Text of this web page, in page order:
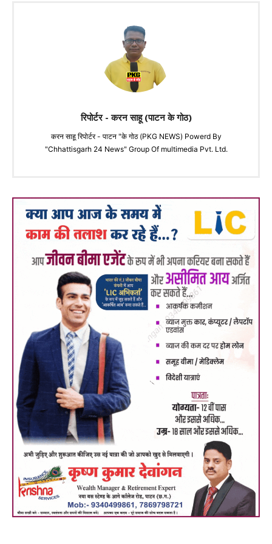
रिपोर्टर - करन साहू (पाटन के गोठ)
करन साहू रिपोर्टर - पाटन "के गोठ (PKG NEWS) Powerd By
"Chhattisgarh 24 News" Group Of multimedia Pvt. Ltd.